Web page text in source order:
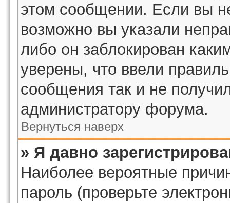
этом сообщении. Если вы
возможно вы указали
либо он заблокирован
уверены, что ввели
сообщения так и не
администратору форума.
Вернуться наверх
» Я давно
Наиболее вероятные
пароль (проверьте